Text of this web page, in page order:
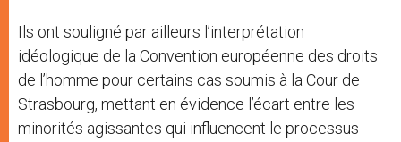
Ils ont souligné par ailleurs l’interprétation
idéologique de la Convention européenne des droits
de l’homme pour certains cas soumis à la Cour de
Strasbourg, mettant en évidence l’écart entre les
minorités agissantes qui influencent le processus